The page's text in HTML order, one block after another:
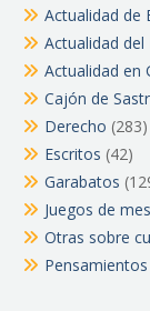
Actualidad de
Actualidad del
Actualidad en
Cajón de
Derecho (283)
Escritos (42)
Garabatos
Juegos de
Otras sobre
Pensamientos